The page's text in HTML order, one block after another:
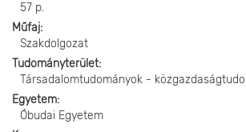
57 p.
Műfaj
Szakdolgozat
Tudományterület
Társadalomtudományok -
Egyetem
Óbudai Egyetem